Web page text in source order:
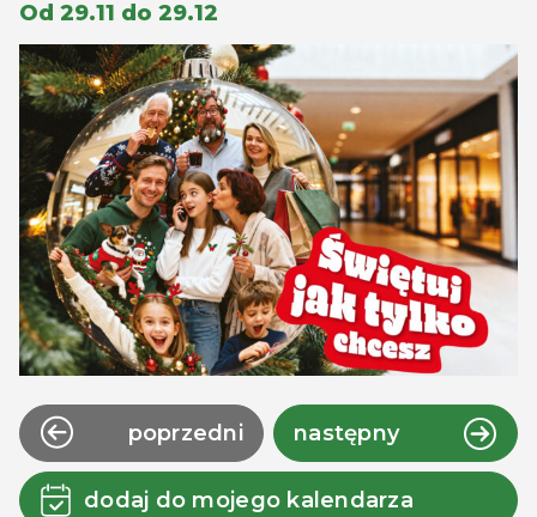
Od 29.11 do 29.12
poprzedni następny
dodaj do mojego kalendarza